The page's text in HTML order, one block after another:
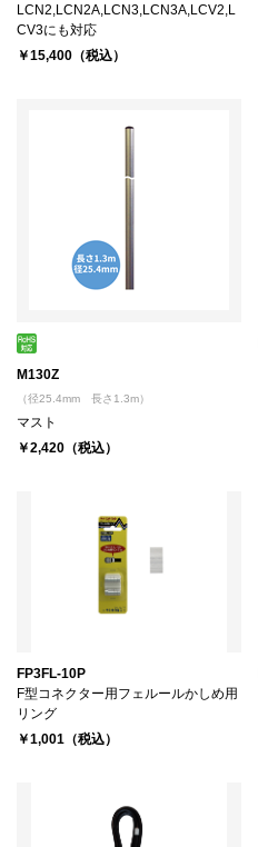
LCN2,LCN2A,LCN3,LCN3A,LCV2,L
CV3にも対応
￥15,400（税込）
M130Z
（径25.4mm 長さ1.3m）
マスト
￥2,420（税込）
FP3FL-10P
F型コネクター用フェルールかしめ用
リング
￥1,001（税込）